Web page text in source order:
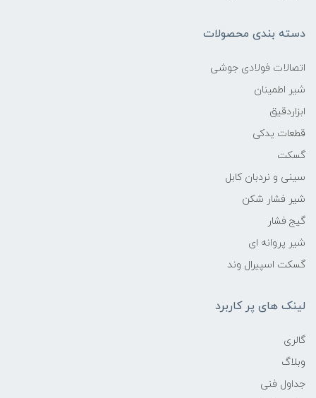
دسته بندی محصولات
اتصالات فولادی جوشی
شیر اطمینان
ابزاردقیق
قطعات یدکی
گسکت
سینی و نردبان کابل
شیر فشار شکن
گیج فشار
شیر پروانه ای
گسکت اسپیرال وند
لینک های پر کاربرد
گالری
وبلاگ
جداول فنی